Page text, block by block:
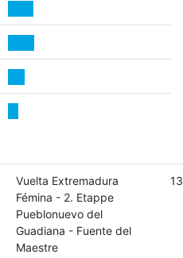
Vuelta Extremadura
Fémina - 2. Etappe
Pueblonuevo del
Guadiana - Fuente del
Maestre